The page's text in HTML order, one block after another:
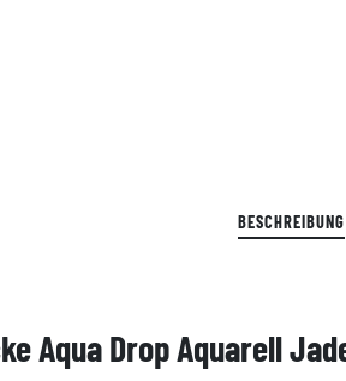
BESCHREIBUNG
Aqua Drop Aquarell